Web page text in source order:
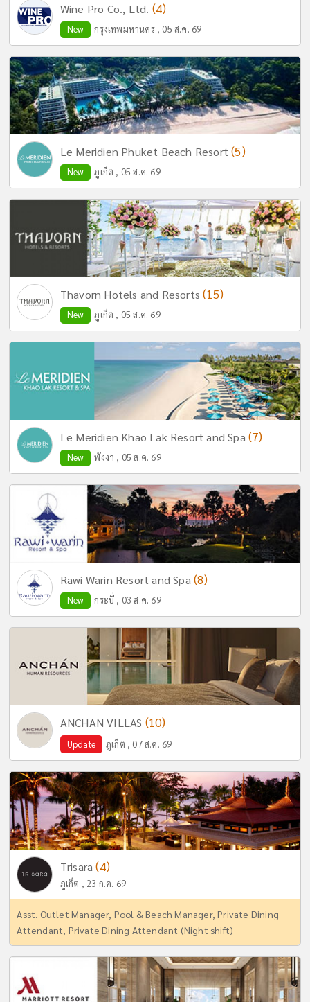
Wine Pro Co., Ltd. (4)
New กรุงเทพมหานคร , 05 ส.ค. 69
Le Meridien Phuket Beach Resort(5)
New ภูเก็ต , 05 ส.ค. 69
Thavorn Hotels and Resorts(15)
New ภูเก็ต , 05 ส.ค. 69
Le Meridien Khao Lak Resort and Spa(7)
New พังงา , 05 ส.ค. 69
Rawi Warin Resort and Spa(8)
New กระบี่ , 03 ส.ค. 69
ANCHAN VILLAS (10)
Update ภูเก็ต , 07 ส.ค. 69
Trisara(4)
ภูเก็ต , 23 ก.ค. 69
Asst. Outlet Manager, Pool & Beach Manager, Private Dining
Attendant, Private Dining Attendant (Night shift)